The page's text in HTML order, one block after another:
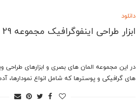
دانلود
ابزار طراحی اینفوگرافیک مجموعه 29
در این مجموعه المان های بصری و ابزارهای طراحی
های گرافیکی و پوسترها که شامل انواع نمودارها،